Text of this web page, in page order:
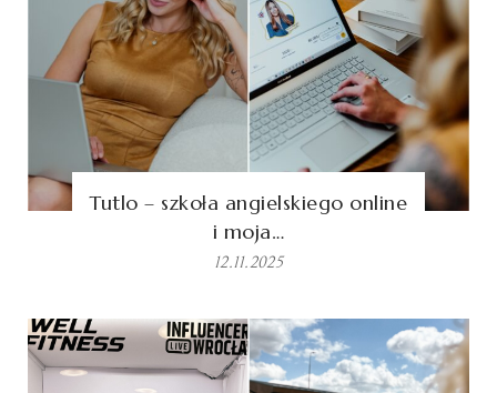
Tutlo – szkoła angielskiego online
i moja…
12.11.2025